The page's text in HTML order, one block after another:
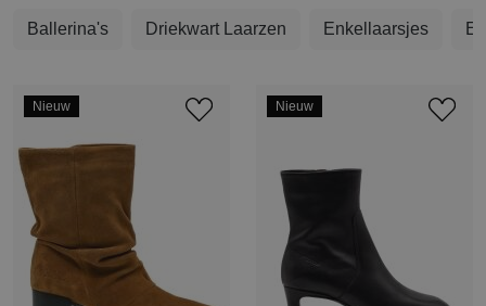
Ballerina's Driekwart Laarzen Enkellaarsjes
Nieuw Nieuw